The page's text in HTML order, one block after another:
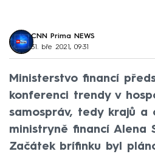
CNN Prima NEWS
31. bře 2021, 09:31
Ministerstvo financí
konferenci trendy v
samospráv, tedy krajů a
ministryně financí Alena
Začátek brífinku byl